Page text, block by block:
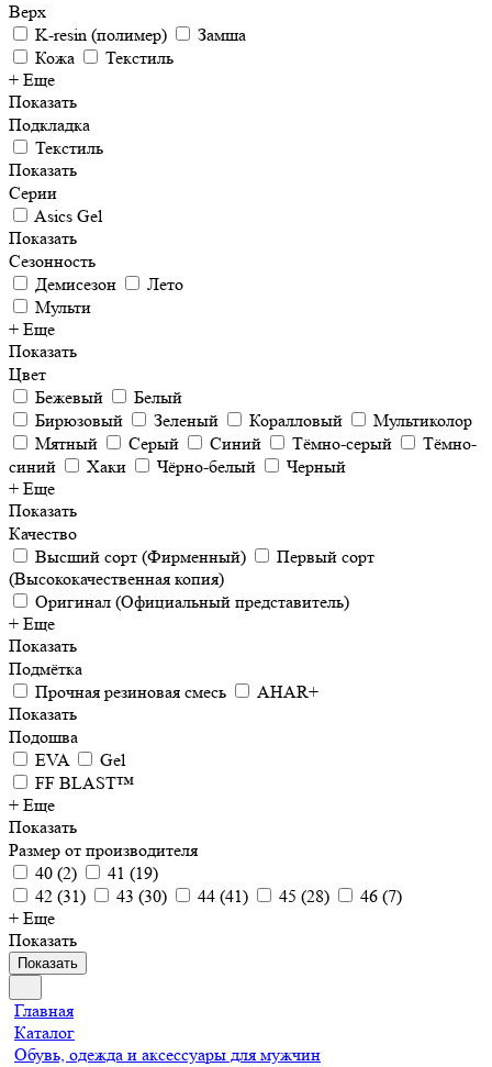
Верх
K-resin (полимер)
Замша
Кожа
Текстиль
+ Еще
Показать
Подкладка
Текстиль
Показать
Серии
Asics Gel
Показать
Сезонность
Демисезон
Лето
Мульти
+ Еще
Показать
Цвет
Бежевый
Белый
Бирюзовый
Зеленый Коралловый
Мультиколор
Мятный
Серый Синий Тёмно-серый
Тёмно-
синий
Хаки Чёрно-белый
Черный
+ Еще
Показать
Качество
Высший сорт (Фирменный)
Первый сорт
(Высококачественная копия)
Оригинал (Официальный представитель)
+ Еще
Показать
Подмётка
Прочная резиновая смесь
AHAR+
Показать
Подошва
EVA
Gel
FF BLAST™
+ Еще
Показать
Размер от производителя
40 (2) 41 (19)
42 (31) 43 (30) 44 (41) 45 (28) 46 (7)
+ Еще
Показать
Показать
Главная
Каталог
Обувь, одежда и аксессуары для мужчин